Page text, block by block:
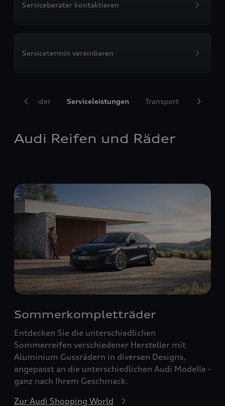
Serviceberater kontaktieren
Servicetermin vereinbaren
und Räder Serviceleistungen Transport
Audi Reifen und Räder
Sommerkompletträder
Entdecken Sie die unterschiedlichen
Sommerreifen verschiedener Hersteller mit
Aluminium Gussrädern in diversen Designs,
angepasst an die unterschiedlichen Audi Modelle -
ganz nach Ihrem Geschmack.
Zur Audi Shopping World